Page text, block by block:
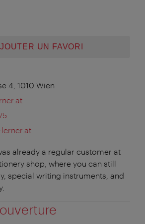
UN FAVORI
4, 1010 Wien
already a regular customer at
shop, where you can still
special writing instruments, and